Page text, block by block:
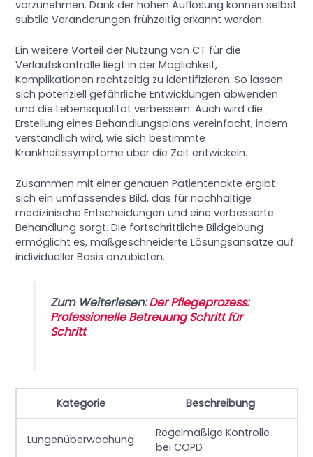
vorzunehmen. Dank der hohen Auflösung können selbst
subtile Veränderungen frühzeitig erkannt werden.
Ein weitere Vorteil der Nutzung von CT für die
Verlaufskontrolle liegt in der Möglichkeit,
Komplikationen rechtzeitig zu identifizieren. So lassen
sich potenziell gefährliche Entwicklungen abwenden
und die Lebensqualität verbessern. Auch wird die
Erstellung eines Behandlungsplans vereinfacht, indem
verständlich wird, wie sich bestimmte
Krankheitssymptome über die Zeit entwickeln.
Zusammen mit einer genauen Patientenakte ergibt
sich ein umfassendes Bild, das für nachhaltige
medizinische Entscheidungen und eine verbesserte
Behandlung sorgt. Die fortschrittliche Bildgebung
ermöglicht es, maßgeschneiderte Lösungsansätze auf
individueller Basis anzubieten.
Zum Weiterlesen:Der Pflegeprozess:
Professionelle Betreuung Schritt für
Schritt
Kategorie Beschreibung
Lungenüberwachung
Regelmäßige Kontrolle
bei COPD